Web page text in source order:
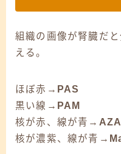
組織の画像が腎臓だ
える。
ほぼ赤→ PAS
黒い線→ PAM
核が赤、線が青→
核が濃紫、線が青→